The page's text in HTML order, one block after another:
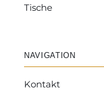
Tische
NAVIGATION
Kontakt